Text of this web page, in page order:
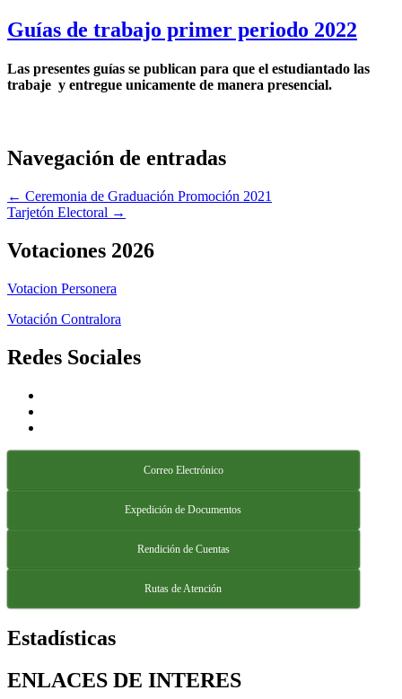
Guías de trabajo primer periodo 2022
Las presentes guías se publican para que el estudiantado las
trabaje y entregue unicamente de manera presencial.
Navegación de entradas
← Ceremonia de Graduación Promoción 2021
Tarjetón Electoral →
Votaciones 2026
Votacion Personera
Votación Contralora
Redes Sociales
Correo Electrónico
Expedición de Documentos
Rendición de Cuentas
Rutas de Atención
Estadísticas
ENLACES DE INTERES